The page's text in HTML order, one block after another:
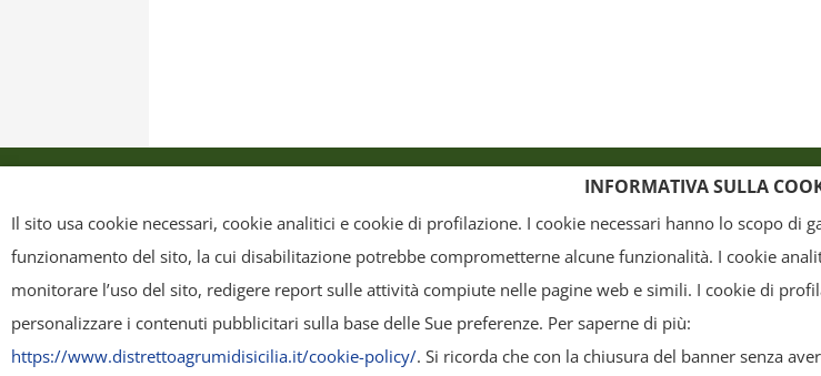
Copyright - Tutti i contenuti di questa pagina (i testi, le immagini, la grafica ed il layout) sono di proprietà del "Distretto
riscriverli, commercializzarli, distribuirli, anche soltanto in parte. Tutti i documenti presenti su questo sito, disponibili
ridistribuiti, sempre gratuitamente e senza alcun fine illecito o commerciale, a condizione che non vengano alterati in
INFORMATIVA SULLA
Il sito usa cookie necessari, cookie analitici e cookie di profilazione. I cookie necessari hanno lo scopo di
funzionamento del sito, la cui disabilitazione potrebbe comprometterne alcune funzionalità. I cookie
monitorare l’uso del sito, redigere report sulle attività compiute nelle pagine web e simili. I cookie di
personalizzare i contenuti pubblicitari sulla base delle Sue preferenze. Per saperne di più:
https://www.distrettoagrumidisicilia.it/cookie-policy/. Si ricorda che con la chiusura del banner senza